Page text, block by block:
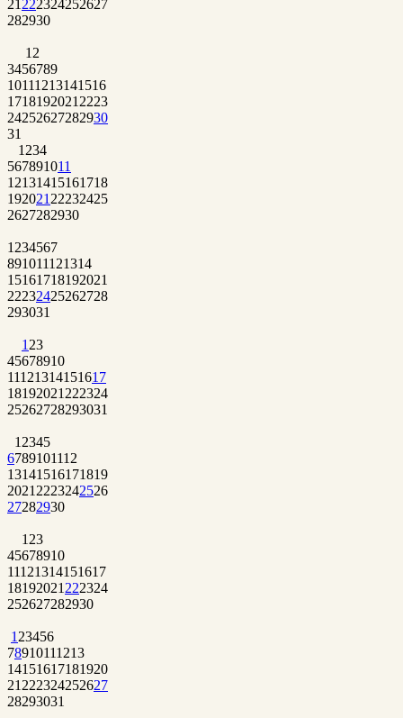
21 222324252627
282930
1 2
3456789
10111213141516
1718192021 2223
24252627282930
31
1 234
567891011
12131415161718
192021 22232425
2627282930
1 234567
891011121314
15161718192021
22232425262728
293031
1 23
45678910
11121314151617
18192021 222324
25262728293031
1 2345
6789101112
13141516171819
2021 2223242526
27282930
1 23
45678910
11121314151617
18192021 222324
252627282930
1 23456
78910111213
14151617181920
21 222324252627
28293031